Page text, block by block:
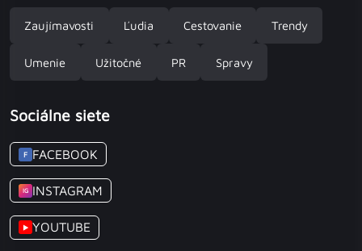
Zaujímavosti Ľudia Cestovanie Trendy
Umenie Užitočné PR Spravy
Sociálne siete
F FACEBOOK
IG INSTAGRAM
▶ YOUTUBE